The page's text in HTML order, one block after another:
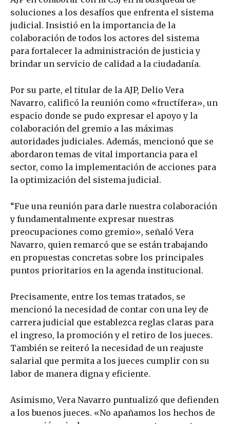
soluciones a los desafíos que enfrenta el sistema
judicial. Insistió en la importancia de la
colaboración de todos los actores del sistema
para fortalecer la administración de justicia y
brindar un servicio de calidad a la ciudadanía.
Por su parte, el titular de la AJP, Delio Vera
Navarro, calificó la reunión como «fructífera», un
espacio donde se pudo expresar el apoyo y la
colaboración del gremio a las máximas
autoridades judiciales. Además, mencionó que se
abordaron temas de vital importancia para el
sector, como la implementación de acciones para
la optimización del sistema judicial.
“Fue una reunión para darle nuestra colaboración
y fundamentalmente expresar nuestras
preocupaciones como gremio», señaló Vera
Navarro, quien remarcó que se están trabajando
en propuestas concretas sobre los principales
puntos prioritarios en la agenda institucional.
Precisamente, entre los temas tratados, se
mencionó la necesidad de contar con una ley de
carrera judicial que establezca reglas claras para
el ingreso, la promoción y el retiro de los jueces.
También se reiteró la necesidad de un reajuste
salarial que permita a los jueces cumplir con su
labor de manera digna y eficiente.
Asimismo, Vera Navarro puntualizó que defienden
a los buenos jueces. «No apañamos los hechos de